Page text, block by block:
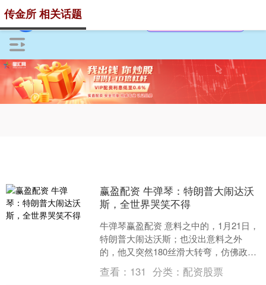
传金所 相关话题
赢盈配资 牛弹琴：特朗普大闹达沃
斯，全世界哭笑不得
牛弹琴赢盈配资 意料之中的，1月21日，
特朗普大闹达沃斯；也没出意料之外
的，他又突然180丝滑大转弯，仿佛政治
舞台的特技表演。 全世界看得目瞪口
呆，哭笑不得；欧....
查看： 131 分类： 配资股票